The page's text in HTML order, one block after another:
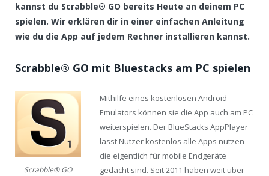
kannst du Scrabble® GO bereits Heute an deinem PC
spielen. Wir erklären dir in einer einfachen Anleitung
wie du die App auf jedem Rechner installieren kannst.
Scrabble® GO mit Bluestacks am PC spielen
Scrabble® GO
Mithilfe eines kostenlosen Android-
Emulators können sie die App auch am PC
weiterspielen. Der BlueStacks AppPlayer
lässt Nutzer kostenlos alle Apps nutzen
die eigentlich für mobile Endgeräte
gedacht sind. Seit 2011 haben weit über